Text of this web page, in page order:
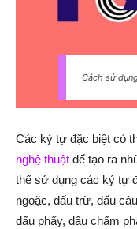
Cách sử
Các ký tự đặc biệt có
nghệ thuật để tạo ra
thể sử dụng các ký tự
ngoặc, dấu trừ, dấu
dấu phẩy, dấu chấm